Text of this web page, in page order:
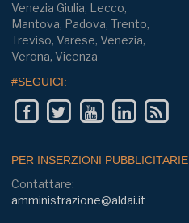
Venezia Giulia, Lecco,
Mantova, Padova, Trento,
Treviso, Varese, Venezia,
Verona, Vicenza
#SEGUICI:
PER INSERZIONI PUBBLICITARIE
Contattare:
amministrazione@aldai.it